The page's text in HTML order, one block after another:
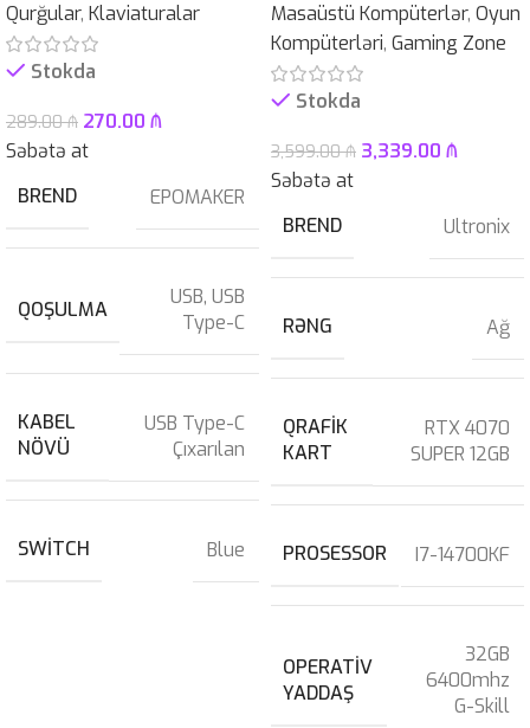
Qurğular, Klaviaturalar
Stokda
289.00₼ 270.00 ₼
Səbətə at
BREND
EPOMAKER
QOŞULMA USB, USB
Type-C
KABEL
NÖVÜ
USB Type-C
Çıxarılan
SWITCH Blue
Masaüstü Kompüterlər, Oyun
Kompüterləri, Gaming Zone
Stokda
3,599.00₼ 3,339.00 ₼
Səbətə at
BREND
Ultronix
RƏNG Ağ
QRAFIK
KART
RTX 4070
SUPER 12GB
PROSESSOR I7-14700KF
OPERATIV
YADDAŞ
32GB
6400mhz
G-Skill